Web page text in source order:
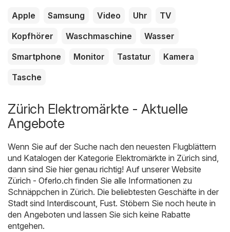
Apple Samsung Video Uhr
TV
Kopfhörer
Waschmaschine
Wasser
Smartphone
Monitor Tastatur
Kamera
Tasche
Zürich Elektromärkte - Aktuelle
Angebote
Wenn Sie auf der Suche nach den neuesten Flugblättern
und Katalogen der Kategorie Elektromärkte in Zürich sind,
dann sind Sie hier genau richtig! Auf unserer Website
Zürich - Oferlo.ch finden Sie alle Informationen zu
Schnäppchen in Zürich. Die beliebtesten Geschäfte in der
Stadt sind Interdiscount, Fust. Stöbern Sie noch heute in
den Angeboten und lassen Sie sich keine Rabatte
entgehen.